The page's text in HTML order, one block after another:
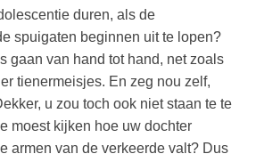
duren, als de
spuigaten beginnen uit te lopen?
gaan van hand tot hand, net zoals
tienermeisjes. En zeg nou zelf,
u zou toch ook niet staan te te
moest kijken hoe uw dochter
armen van de verkeerde valt? Dus